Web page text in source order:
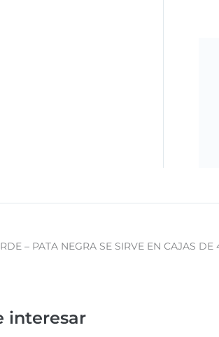
– PATA NEGRA SE SIRVE EN CAJAS DE
interesar